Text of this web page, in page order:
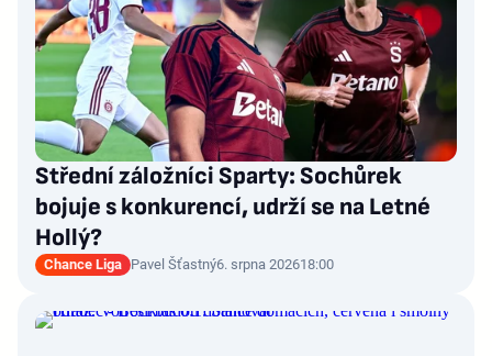
Střední záložníci Sparty: Sochůrek
bojuje s konkurencí, udrží se na Letné
Hollý?
Chance Liga Pavel Šťastný6. srpna 202618:00